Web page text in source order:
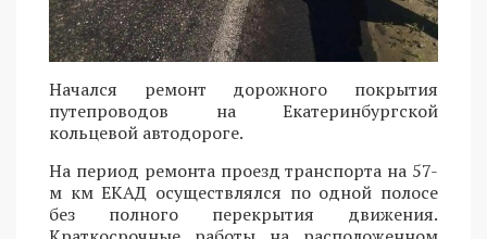
Начался ремонт дорожного покрытия
путепроводов на Екатеринбургской
кольцевой автодороге.
На период ремонта проезд транспорта на 57-
м км ЕКАД осуществлялся по одной полосе
без полного перекрытия движения.